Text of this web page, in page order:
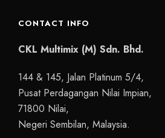
CONTACT INFO
CKL Multimix (M) Sdn. Bhd.
144 & 145, Jalan Platinum 5/4,
Pusat Perdagangan Nilai Impian,
71800 Nilai,
Negeri Sembilan, Malaysia.